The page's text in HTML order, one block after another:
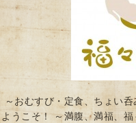
～おむすび・定食、ちょい
ようこそ！ ～満腹、満福、